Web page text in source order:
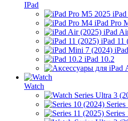
IPad
iPad Pro
iPad
iPad 11
iPad 10.2
Watch
Series